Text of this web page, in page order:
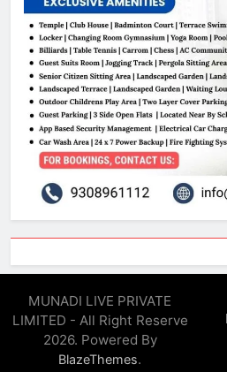
MUNADI LIVE PRIVATE
LIMITED - All Right Reserve
2026. Powered By
BlazeThemes.